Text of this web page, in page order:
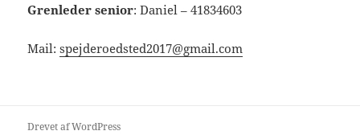
Grenleder senior: Daniel – 41834603
Mail:spejderoedsted2017@gmail.com
Drevet af WordPress